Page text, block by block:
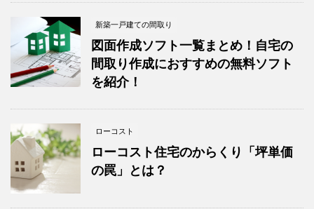
新築一戸建ての間取り
図面作成ソフト一覧まとめ！自宅の
間取り作成におすすめの無料ソフト
を紹介！
ローコスト
ローコスト住宅のからくり「坪単価
の罠」とは？